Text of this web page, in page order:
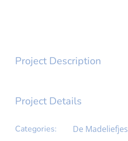
Project Description
Project Details
Categories: De Madeliefjes